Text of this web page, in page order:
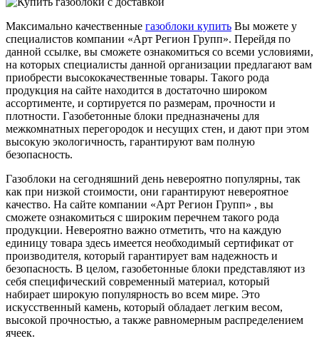
Максимально качественные газоблоки купить Вы можете у
специалистов компании «Арт Регион Групп». Перейдя по
данной ссылке, вы сможете ознакомиться со всеми условиями,
на которых специалисты данной организации предлагают вам
приобрести высококачественные товары. Такого рода
продукция на сайте находится в достаточно широком
ассортименте, и сортируется по размерам, прочности и
плотности. Газобетонные блоки предназначены для
межкомнатных перегородок и несущих стен, и дают при этом
высокую экологичность, гарантируют вам полную
безопасность.
Газоблоки на сегодняшний день невероятно популярны, так
как при низкой стоимости, они гарантируют невероятное
качество. На сайте компании «Арт Регион Групп» , вы
сможете ознакомиться с широким перечнем такого рода
продукции. Невероятно важно отметить, что на каждую
единицу товара здесь имеется необходимый сертификат от
производителя, который гарантирует вам надежность и
безопасность. В целом, газобетонные блоки представляют из
себя специфический современный материал, который
набирает широкую популярность во всем мире. Это
искусственный камень, который обладает легким весом,
высокой прочностью, а также равномерным распределением
ячеек.